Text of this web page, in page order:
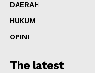
DAERAH
HUKUM
OPINI
The latest